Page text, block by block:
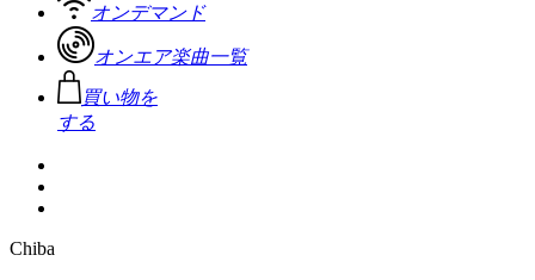
オンデマンド
オンエア楽曲一覧
買い物を
する
Chiba